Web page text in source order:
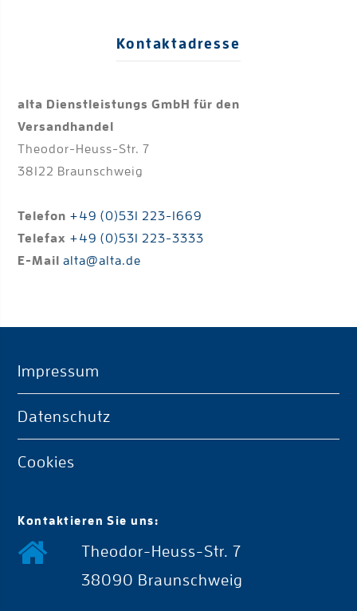
Kontaktadresse
alta Dienstleistungs GmbH für den
Versandhandel
Theodor-Heuss-Str. 7
38122 Braunschweig
Telefon +49 (0)531 223-1669
Telefax +49 (0)531 223-3333
E-Mail alta@alta.de
Impressum
Datenschutz
Cookies
Kontaktieren Sie uns:
Theodor-Heuss-Str. 7
38090 Braunschweig